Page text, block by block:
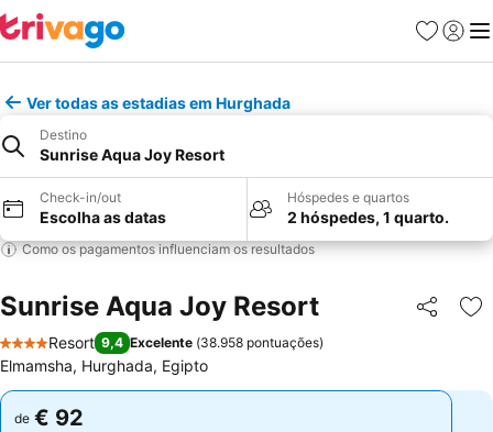
Favoritos
Iniciar
Ver todas as estadias em Hurghada
Destino
Sunrise Aqua Joy Resort
Check-in/out
Escolha as datas
Hóspedes e quartos
2 hóspedes, 1 quarto.
Como os pagamentos influenciam os resultados
Sunrise Aqua Joy Resort Partilhar
4 Estrelas
Resort 9,4 Excelente (38.958 pontuações)
Elmamsha, Hurghada, Egipto
de € 92
de € 92